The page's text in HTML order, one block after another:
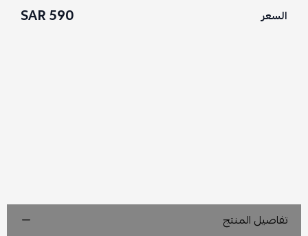
السعر 590 SAR
تفاصيل المنتج